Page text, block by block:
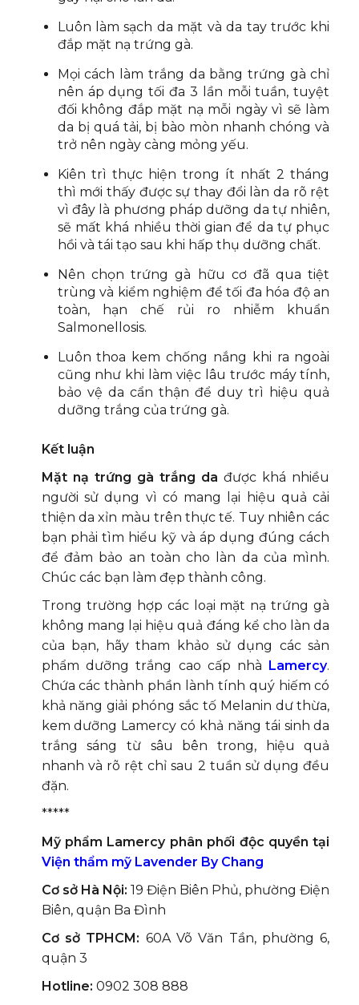
Luôn làm sạch da mặt và da tay trước khi
đắp mặt nạ trứng gà.
Mọi cách làm trắng da bằng trứng gà chỉ
nên áp dụng tối đa 3 lần mỗi tuần, tuyệt
đối không đắp mặt nạ mỗi ngày vì sẽ làm
da bị quá tải, bị bào mòn nhanh chóng và
trở nên ngày càng mỏng yếu.
Kiên trì thực hiện trong ít nhất 2 tháng
thì mới thấy được sự thay đổi làn da rõ rệt
vì đây là phương pháp dưỡng da tự nhiên,
sẽ mất khá nhiều thời gian để da tự phục
hồi và tái tạo sau khi hấp thụ dưỡng chất.
Nên chọn trứng gà hữu cơ đã qua tiệt
trùng và kiểm nghiệm để tối đa hóa độ an
toàn, hạn chế rủi ro nhiễm khuẩn
Salmonellosis.
Luôn thoa kem chống nắng khi ra ngoài
cũng như khi làm việc lâu trước máy tính,
bảo vệ da cẩn thận để duy trì hiệu quả
dưỡng trắng của trứng gà.
Kết luận
Mặt nạ trứng gà trắng da được khá nhiều
người sử dụng vì có mang lại hiệu quả cải
thiện da xỉn màu trên thực tế. Tuy nhiên các
bạn phải tìm hiểu kỹ và áp dụng đúng cách
để đảm bảo an toàn cho làn da của mình.
Chúc các bạn làm đẹp thành công.
Trong trường hợp các loại mặt nạ trứng gà
không mang lại hiệu quả đáng kể cho làn da
của bạn, hãy tham khảo sử dụng các sản
phẩm dưỡng trắng cao cấp nhà Lamercy.
Chứa các thành phần lành tính quý hiếm có
khả năng giải phóng sắc tố Melanin dư thừa,
kem dưỡng Lamercy có khả năng tái sinh da
trắng sáng từ sâu bên trong, hiệu quả
nhanh và rõ rệt chỉ sau 2 tuần sử dụng đều
đặn.
*****
Mỹ phẩm Lamercy phân phối độc quyền tại
Viện thẩm mỹ Lavender By Chang
Cơ sở Hà Nội: 19 Điện Biên Phủ, phường Điện
Biên, quận Ba Đình
Cơ sở TPHCM: 60A Võ Văn Tần, phường 6,
quận 3
Hotline: 0902 308 888